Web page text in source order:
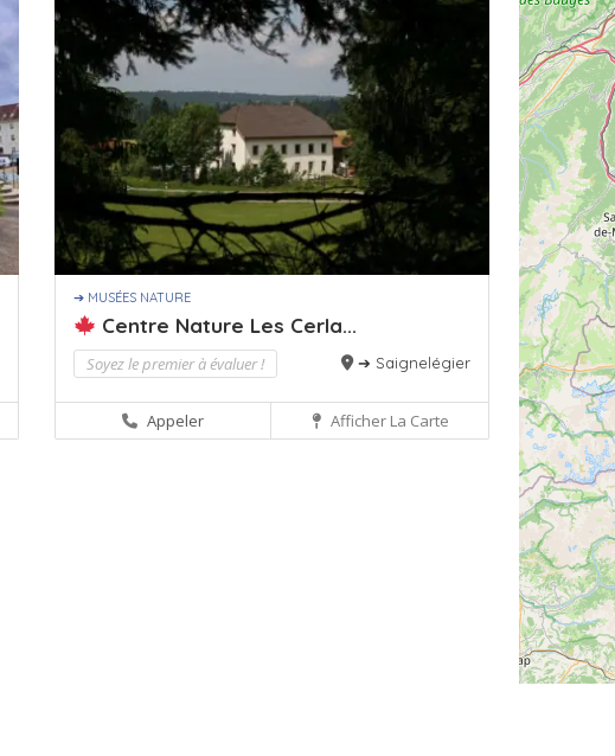
➔ MUSÉES NATURE
Centre Nature Les Cerla...
Soyez le premier à évaluer ! ➔ Saignelégier
Appeler Afficher La Carte